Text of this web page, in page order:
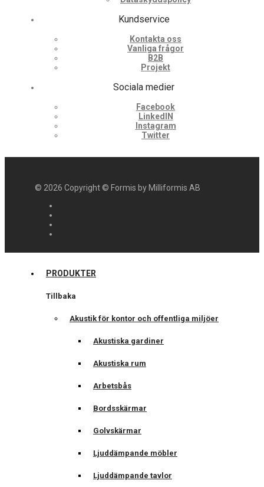
Kundservice
Kontakta oss
Vanliga frågor
B2B
Projekt
Sociala medier
Facebook
LinkedIN
Instagram
Twitter
© 2026 Copyright © Formis by Milliformis AB
PRODUKTER
Tillbaka
Akustik för kontor och offentliga miljöer
Akustiska gardiner
Akustiska rum
Arbetsbås
Bordsskärmar
Golvskärmar
Ljuddämpande möbler
Ljuddämpande tavlor